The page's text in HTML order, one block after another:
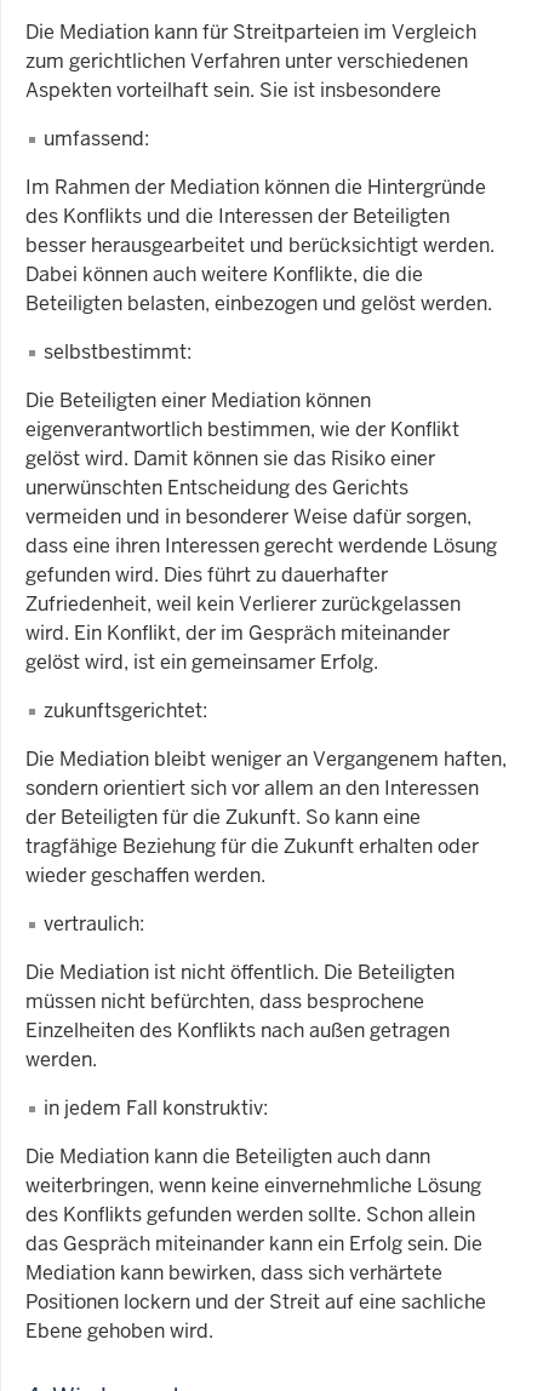
Die Mediation kann für Streitparteien im Vergleich
zum gerichtlichen Verfahren unter verschiedenen
Aspekten vorteilhaft sein. Sie ist insbesondere
umfassend:
Im Rahmen der Mediation können die Hintergründe
des Konflikts und die Interessen der Beteiligten
besser herausgearbeitet und berücksichtigt werden.
Dabei können auch weitere Konflikte, die die
Beteiligten belasten, einbezogen und gelöst werden.
selbstbestimmt:
Die Beteiligten einer Mediation können
eigenverantwortlich bestimmen, wie der Konflikt
gelöst wird. Damit können sie das Risiko einer
unerwünschten Entscheidung des Gerichts
vermeiden und in besonderer Weise dafür sorgen,
dass eine ihren Interessen gerecht werdende Lösung
gefunden wird. Dies führt zu dauerhafter
Zufriedenheit, weil kein Verlierer zurückgelassen
wird. Ein Konflikt, der im Gespräch miteinander
gelöst wird, ist ein gemeinsamer Erfolg.
zukunftsgerichtet:
Die Mediation bleibt weniger an Vergangenem haften,
sondern orientiert sich vor allem an den Interessen
der Beteiligten für die Zukunft. So kann eine
tragfähige Beziehung für die Zukunft erhalten oder
wieder geschaffen werden.
vertraulich:
Die Mediation ist nicht öffentlich. Die Beteiligten
müssen nicht befürchten, dass besprochene
Einzelheiten des Konflikts nach außen getragen
werden.
in jedem Fall konstruktiv:
Die Mediation kann die Beteiligten auch dann
weiterbringen, wenn keine einvernehmliche Lösung
des Konflikts gefunden werden sollte. Schon allein
das Gespräch miteinander kann ein Erfolg sein. Die
Mediation kann bewirken, dass sich verhärtete
Positionen lockern und der Streit auf eine sachliche
Ebene gehoben wird.